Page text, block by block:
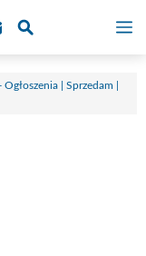
| Sprzedam |